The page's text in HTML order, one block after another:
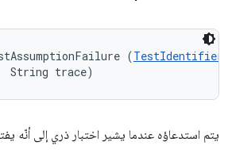
(TestIdentifier
String trace)
يتم استدعاؤه عندما يشير اختبار ذري إلى